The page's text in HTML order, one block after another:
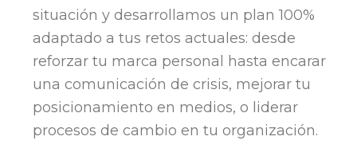
situación y desarrollamos un plan 100%
adaptado a tus retos actuales: desde
reforzar tu marca personal hasta encarar
una comunicación de crisis, mejorar tu
posicionamiento en medios, o liderar
procesos de cambio en tu organización.